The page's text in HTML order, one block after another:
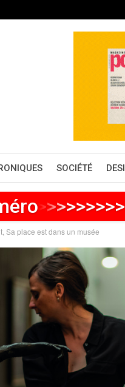
SOCIÉTÉ
>>>>>>>>
Sa place est dans un musée